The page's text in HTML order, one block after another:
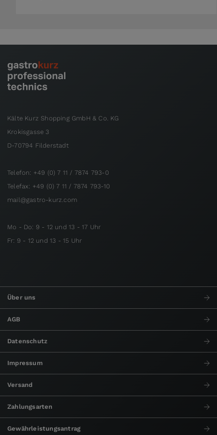
Kälte Kurz Shopping GmbH & Co. KG
Krokisgasse 3
D-70794 Filderstadt
Telefon: +49 (0) 7 11 / 7874 793-0
Telefax: +49 (0) 7 11 / 7874 793-10
mail@gastro-kurz.com
Mo - Do: 9 - 12 und 13 - 17 Uhr
Fr: 9 - 12 und 13 - 15 Uhr
Über uns
AGB
Datenschutz
Impressum
Versand
Zahlungsarten
Gewährleistungsantrag